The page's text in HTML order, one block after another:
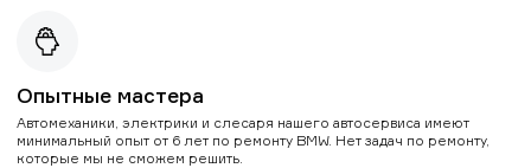
Опытные мастера
Автомеханики, электрики и слесаря нашего автосервиса имеют
минимальный опыт от 6 лет по ремонту BMW. Нет задач по ремонту,
которые мы не сможем решить.